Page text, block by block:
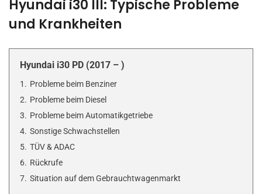
Hyundai i30 III: Typische Probleme
und Krankheiten
Hyundai i30 PD (2017 – )
1. Probleme beim Benziner
2. Probleme beim Diesel
3. Probleme beim Automatikgetriebe
4. Sonstige Schwachstellen
5. TÜV & ADAC
6. Rückrufe
7. Situation auf dem Gebrauchtwagenmarkt